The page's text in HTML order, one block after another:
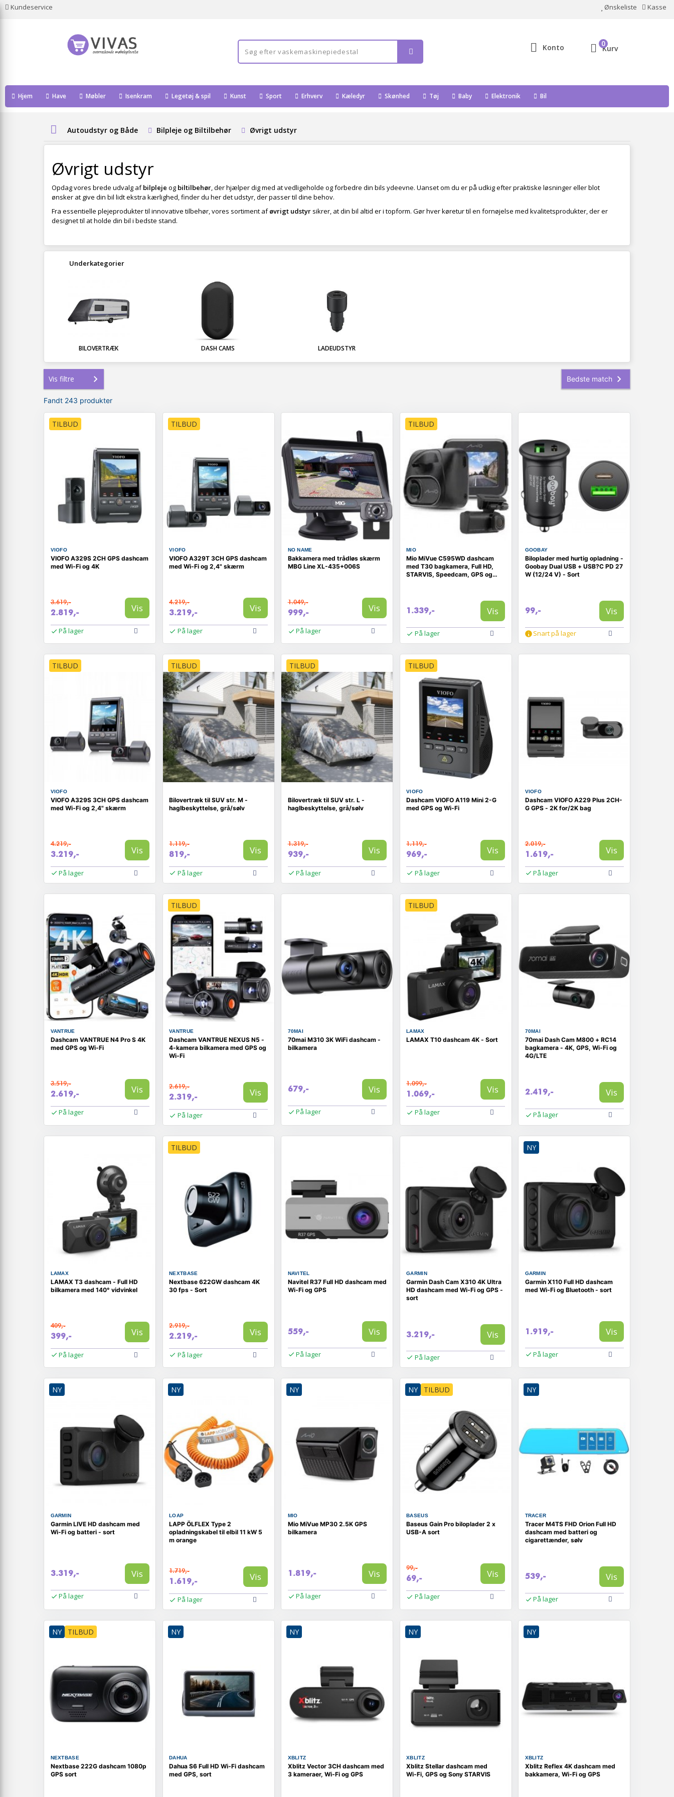
Kundeservice Ønskeliste Kasse
Konto Kurv
0
Hjem Have Møbler Isenkram Legetøj & spil Kunst Sport Erhverv Kæledyr Skønhed Tøj Baby Elektronik Bil
Autoudstyr og Både Bilpleje og Biltilbehør Øvrigt udstyr
Øvrigt udstyr
Opdag vores brede udvalg afbilpleje og biltilbehør, der hjælper dig med at vedligeholde og forbedre din bils ydeevne. Uanset om du er på udkig efter praktiske løsninger eller blot
ønsker at give din bil lidt ekstra kærlighed, finder du her det udstyr, der passer til dine behov.
Fra essentielle plejeprodukter til innovative tilbehør, vores sortiment aføvrigt udstyr sikrer, at din bil altid er i topform. Gør hver køretur til en fornøjelse med kvalitetsprodukter, der er
designet til at holde din bil i bedste stand.
Underkategorier
BILOVERTRÆK DASH CAMS LADEUDSTYR
Vis filtre
Fandt 243 produkter
TILBUD
VIOFO
VIOFO A329S 2CH GPS dashcam
med Wi‑Fi og 4K
3.619,-
2.819,- Vis
På lager
TILBUD
VIOFO
VIOFO A329T 3CH GPS dashcam
med Wi‑Fi og 2,4" skærm
4.219,-
3.219,- Vis
På lager
NO NAME
Bakkamera med trådløs skærm
MBG Line XL-435+006S
1.049,-
999,- Vis
På lager
TILBUD
MIO
Mio MiVue C595WD dashcam
med T30 bagkamera, Full HD,
STARVIS, Speedcam, GPS og
1.339,- Vis
På lager
GOOBAY
Biloplader med hurtig opladning -
Goobay Dual USB + USB?C PD 27
W (12/24 V) - Sort
99,- Vis
Snart på lager
TILBUD
VIOFO
VIOFO A329S 3CH GPS dashcam
med Wi‑Fi og 2,4" skærm
4.219,-
3.219,- Vis
På lager
TILBUD
Bilovertræk til SUV str. M -
haglbeskyttelse, grå/sølv
1.119,-
819,- Vis
På lager
TILBUD
Bilovertræk til SUV str. L -
haglbeskyttelse, grå/sølv
1.319,-
939,- Vis
På lager
TILBUD
VIOFO
Dashcam VIOFO A119 Mini 2-G
med GPS og Wi‑Fi
1.119,-
969,- Vis
På lager
VIOFO
Dashcam VIOFO A229 Plus 2CH-
G GPS - 2K for/2K bag
2.019,-
1.619,- Vis
På lager
VANTRUE
Dashcam VANTRUE N4 Pro S 4K
med GPS og Wi‑Fi
3.519,-
2.619,- Vis
På lager
TILBUD
VANTRUE
Dashcam VANTRUE NEXUS N5 -
4-kamera bilkamera med GPS og
Wi‑Fi
2.619,-
2.319,- Vis
På lager
70MAI
70mai M310 3K WiFi dashcam -
bilkamera
679,- Vis
På lager
TILBUD
LAMAX
LAMAX T10 dashcam 4K - Sort
1.099,-
1.069,- Vis
På lager
70MAI
70mai Dash Cam M800 + RC14
bagkamera - 4K, GPS, Wi‑Fi og
4G/LTE
2.419,- Vis
På lager
LAMAX
LAMAX T3 dashcam - Full HD
bilkamera med 140° vidvinkel
409,-
399,- Vis
På lager
TILBUD
NEXTBASE
Nextbase 622GW dashcam 4K
30 fps - Sort
2.919,-
2.219,- Vis
På lager
NAVITEL
Navitel R37 Full HD dashcam med
Wi‑Fi og GPS
559,- Vis
På lager
GARMIN
Garmin Dash Cam X310 4K Ultra
HD dashcam med Wi‑Fi og GPS -
sort
3.219,- Vis
På lager
NY
GARMIN
Garmin X110 Full HD dashcam
med Wi‑Fi og Bluetooth - sort
1.919,- Vis
På lager
NY
GARMIN
Garmin LIVE HD dashcam med
Wi‑Fi og batteri - sort
3.319,- Vis
På lager
NY
LOAP
LAPP ÖLFLEX Type 2
opladningskabel til elbil 11 kW 5
m orange
1.719,-
1.619,- Vis
På lager
NY
MIO
Mio MiVue MP30 2.5K GPS
bilkamera
1.819,- Vis
På lager
NY TILBUD
BASEUS
Baseus Gain Pro biloplader 2 x
USB-A sort
99,-
69,- Vis
På lager
NY
TRACER
Tracer M4TS FHD Orion Full HD
dashcam med batteri og
cigarettænder, sølv
539,- Vis
På lager
NY TILBUD
NEXTBASE
Nextbase 222G dashcam 1080p
GPS sort
NY
DAHUA
Dahua S6 Full HD Wi‑Fi dashcam
med GPS, sort
NY
XBLITZ
Xblitz Vector 3CH dashcam med
3 kameraer, Wi‑Fi og GPS
NY
XBLITZ
Xblitz Stellar dashcam med
Wi‑Fi, GPS og Sony STARVIS
NY
XBLITZ
Xblitz Reflex 4K dashcam med
bakkamera, Wi‑Fi og GPS